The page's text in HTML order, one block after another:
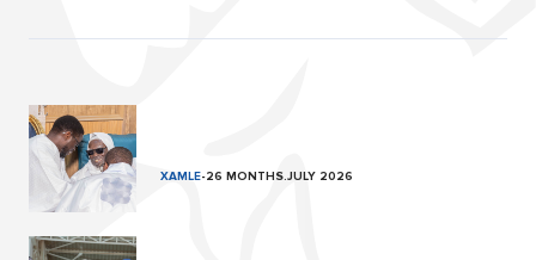
XAMLE-26 MONTHS.JULY 2026